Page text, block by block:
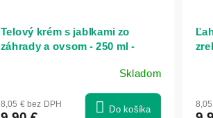
Telový krém s jablkami zo
záhrady a ovsom - 250 ml -
Skladom
8,05 € bez DPH Do košíka